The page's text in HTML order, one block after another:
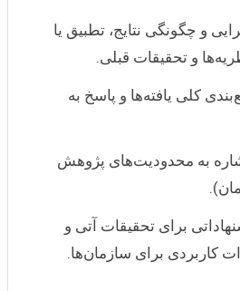
و چگونگی نتایج، تطبیق یا
و تحقیقات قبلی.
کلی یافته‌ها و پاسخ به
به محدودیت‌های پژوهش
برای تحقیقات آتی و
کاربردی برای سازمان‌ها.